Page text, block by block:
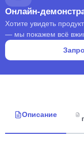
Онлайн-
Хотите увидеть
— мы покажем всё
Описание